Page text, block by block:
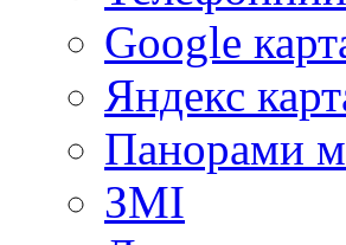
Google
Яндекс
Панорами
ЗМІ